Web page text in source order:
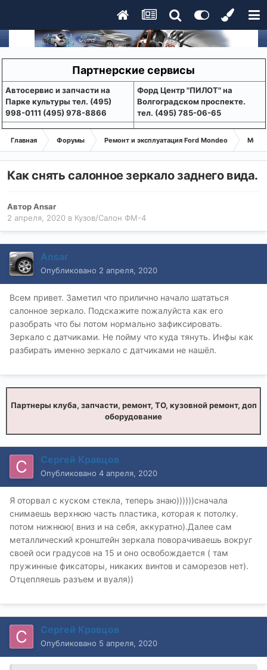
Партнерские сервисы
Aвтосервис и запчасти на
Парке культуры тел. (495)
998-0111 (495) 978-8866
Форд Центр "ПИЛОТ" на
Волгоградском проспекте.
тел. (495) 785-06-65
Главная Форумы Ремонт и эксплуатация Ford Mondeo
Как снять салонное зеркало заднего вида.
АвторAnsar
2 апреля, 2020 в Кузов/Салон ФМ-4
Ansar
Опубликовано 2 апреля, 2020
Всем привет. Заметил что прилично начало шататься
салонное зеркало. Подскажите пожалуйста как его
разобрать что бы потом нормально зафиксировать.
Зеркало с датчиками. Не пойму что куда тянуть. Инфы как
разбирать именно зеркало с датчиками не нашёл.
Партнеры клуба, запчасти, ремонт, ТО, кузовной ремонт, доп
оборудование
Сергей Кравцов
Опубликовано 4 апреля, 2020
Я оторвал с куском стекла, теперь знаю))))))сначала
снимаешь верхнюю часть пластика, которая к потолку.
потом нижнюю( вниз и на себя, аккуратно).Далее сам
металлический кронштейн зеркала поворачиваешь вокруг
своей оси градусов на 15 и оно освобождается ( там
пружинные фиксаторы, никаких винтов и саморезов нет).
Отцепляешь разъем и вуаля))
Сергей Кравцов
Опубликовано 5 апреля, 2020